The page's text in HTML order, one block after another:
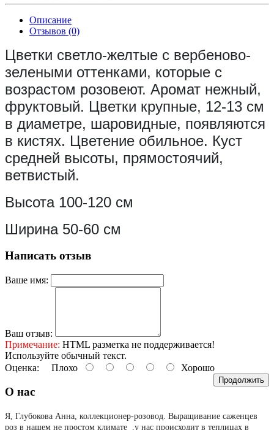
Описание
Отзывов (0)
Цветки светло-желтые с вербеново-
зелеными оттенками, которые с
возрастом розовеют. Аромат нежный,
фруктовый. Цветки крупные, 12-13 см
в диаметре, шаровидные, появляются
в кистях. Цветение обильное. Куст
средней высоты, прямостоячий,
ветвистый.
Высота 100-120 см
Ширина 50-60 см
Написать отзыв
Ваше имя:
Ваш отзыв:
Примечание: HTML разметка не поддерживается!
Используйте обычный текст.
Оценка: Плохо Хорошо
Продолжить
О нас
Я, Глубокова Анна, коллекционер-розовод. Выращивание саженцев
роз в нашем не простом климате ,у нас происходит в теплицах в